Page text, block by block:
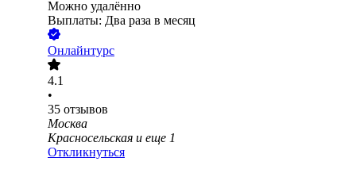
Можно удалённо
Выплаты: Два раза в месяц
Онлайнтурс
4.1
•
35 отзывов
Москва
Красносельская и еще 1
Откликнуться